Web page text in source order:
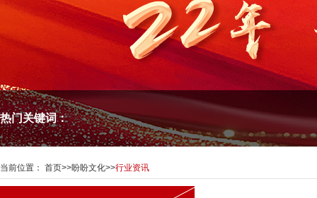
热门关键词：
当前位置： 首页>>盼盼文化>>行业资讯